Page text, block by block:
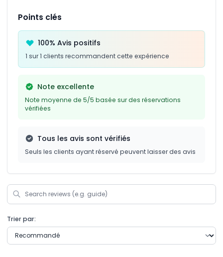
Points clés
100% Avis positifs
1 sur 1 clients recommandent cette expérience
Note excellente
Note moyenne de 5/5 basée sur des réservations
vérifiées
Tous les avis sont vérifiés
Seuls les clients ayant réservé peuvent laisser des avis
Trier par: